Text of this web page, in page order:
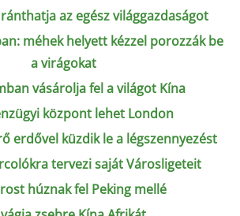
az egész világgazdaságot
méhek helyett kézzel porozzák be
a virágokat
vásárolja fel a világot Kína
központ lehet London
erdővel küzdik le a légszennyezést
tervezi saját Városligeteit
húznak fel Peking mellé